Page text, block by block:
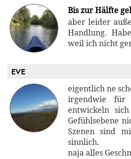
Bis zur Hälfte
aber leider
Handlung.
weil ich nicht
EVE
eigentlich ne
irgendwie für
entwickeln
Gefühlsebene
Szenen sind
sinnlich.
naja alles